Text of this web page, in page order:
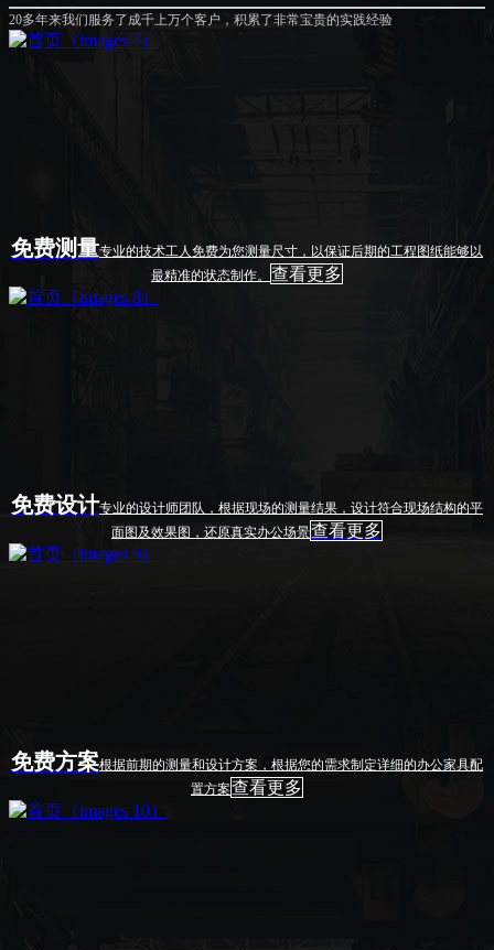
20多年来我们服务了成千上万个客户，积累了非常宝贵的实践经验
免费测量专业的技术工人免费为您测量尺寸，以保证后期的工程图纸能够以
最精准的状态制作。 查看更多
免费设计专业的设计师团队，根据现场的测量结果，设计符合现场结构的平
面图及效果图，还原真实办公场景查看更多
免费方案根据前期的测量和设计方案，根据您的需求制定详细的办公家具配
置方案查看更多